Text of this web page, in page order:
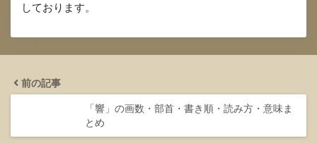
しております。
前の記事
「響」の画数・部首・書き順・読み方・意味ま
とめ